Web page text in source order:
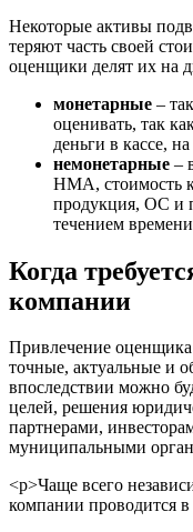
Некоторые активы
теряют часть своей
оценщики делят их на
монетарные –
оценивать, так
деньги в кассе,
немонетарные –
НМА, стоимость
продукция, ОС и
течением
Когда
компании
Привлечение оценщика
точные, актуальные и
впоследствии можно
целей, решения
партнерами,
муниципальными
<р>Чаще всего
компании проводится
Геленджик
Георгиевск
Глазов
Горячий Ключ
Грозный
Гуково
Гулькевичи
Гусь-Хрустальный
Дедовск
Дербент
Джанкой
Дзержинск
Дзержинский
Димитровград